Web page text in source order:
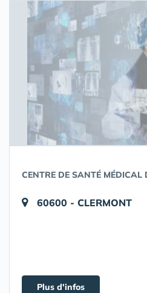
CENTRE DE SANTÉ MÉDICAL
60600 - CLERMONT
Plus d'infos